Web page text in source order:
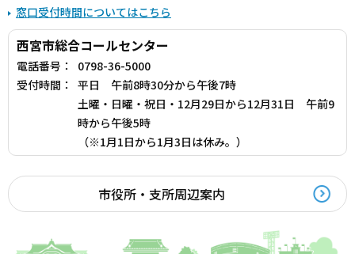
窓口受付時間についてはこちら
西宮市総合コールセンター
電話番号：
0798-36-5000
受付時間：
平日 午前8時30分から午後7時
土曜・日曜・祝日・12月29日から12月31日 午前9
時から午後5時
（※1月1日から1月3日は休み。）
市役所・支所周辺案内